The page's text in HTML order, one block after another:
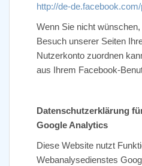
http://de-
Wenn Sie nicht
Besuch unserer Seiten
Nutzerkonto zuordnen
aus Ihrem Facebook-
Datenschutzerklärung
Google Analytics
Diese Website nutzt
Webanalysedienstes